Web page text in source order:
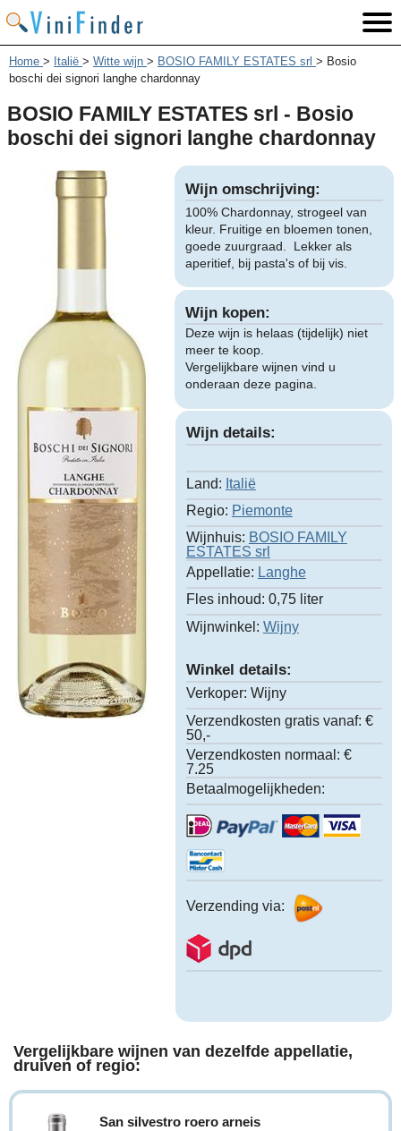
Home > Italië > Witte wijn > BOSIO FAMILY ESTATES srl > Bosio
boschi dei signori langhe chardonnay
BOSIO FAMILY ESTATES srl - Bosio
boschi dei signori langhe chardonnay
Wijn omschrijving:
100% Chardonnay, strogeel van
kleur. Fruitige en bloemen tonen,
goede zuurgraad. Lekker als
aperitief, bij pasta's of bij vis.
Wijn kopen:
Deze wijn is helaas (tijdelijk) niet
meer te koop.
Vergelijkbare wijnen vind u
onderaan deze pagina.
Wijn details:
Land: Italië
Regio: Piemonte
Wijnhuis: BOSIO FAMILY
ESTATES srl
Appellatie: Langhe
Fles inhoud: 0,75 liter
Wijnwinkel: Wijny
Winkel details:
Verkoper: Wijny
Verzendkosten gratis vanaf: €
50,-
Verzendkosten normaal: €
7.25
Betaalmogelijkheden:
Verzending via:
Vergelijkbare wijnen van dezelfde appellatie,
druiven of regio:
San silvestro roero arneis